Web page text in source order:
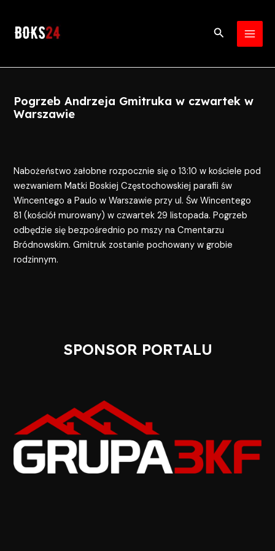
content
Search
Pogrzeb Andrzeja Gmitruka w czwartek w
Warszawie
Nabożeństwo żałobne rozpocznie się o 13:10 w kościele pod
wezwaniem Matki Boskiej Częstochowskiej parafii św
Wincentego a Paulo w Warszawie przy ul. Św Wincentego
81 (kościół murowany) w czwartek 29 listopada. Pogrzeb
odbędzie się bezpośrednio po mszy na Cmentarzu
Bródnowskim. Gmitruk zostanie pochowany w grobie
rodzinnym.
SPONSOR PORTALU